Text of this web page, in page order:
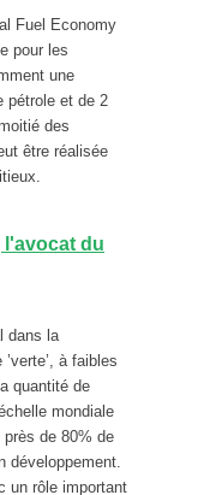
Fuel Economy
pour les
une
pétrole et de 2
des
être réalisée
du
dans la
à faibles
quantité de
mondiale
près de 80% de
développement.
un rôle important